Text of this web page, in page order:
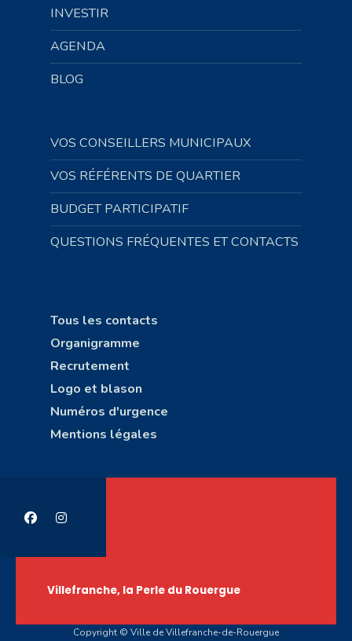
INVESTIR
AGENDA
BLOG
VOS CONSEILLERS MUNICIPAUX
VOS RÉFÉRENTS DE QUARTIER
BUDGET PARTICIPATIF
QUESTIONS FRÉQUENTES ET CONTACTS
Tous les contacts
Organigramme
Recrutement
Logo et blason
Numéros d'urgence
Mentions légales
Villefranche, la Perle du Rouergue
Copyright © Ville de Villefranche-de-Rouergue